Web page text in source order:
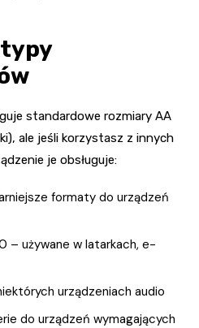
typy
standardowe rozmiary AA
ale jeśli korzystasz z innych
je obsługuje:
formaty do urządzeń
– używane w latarkach, e-
urządzeniach audio
do urządzeń wymagających